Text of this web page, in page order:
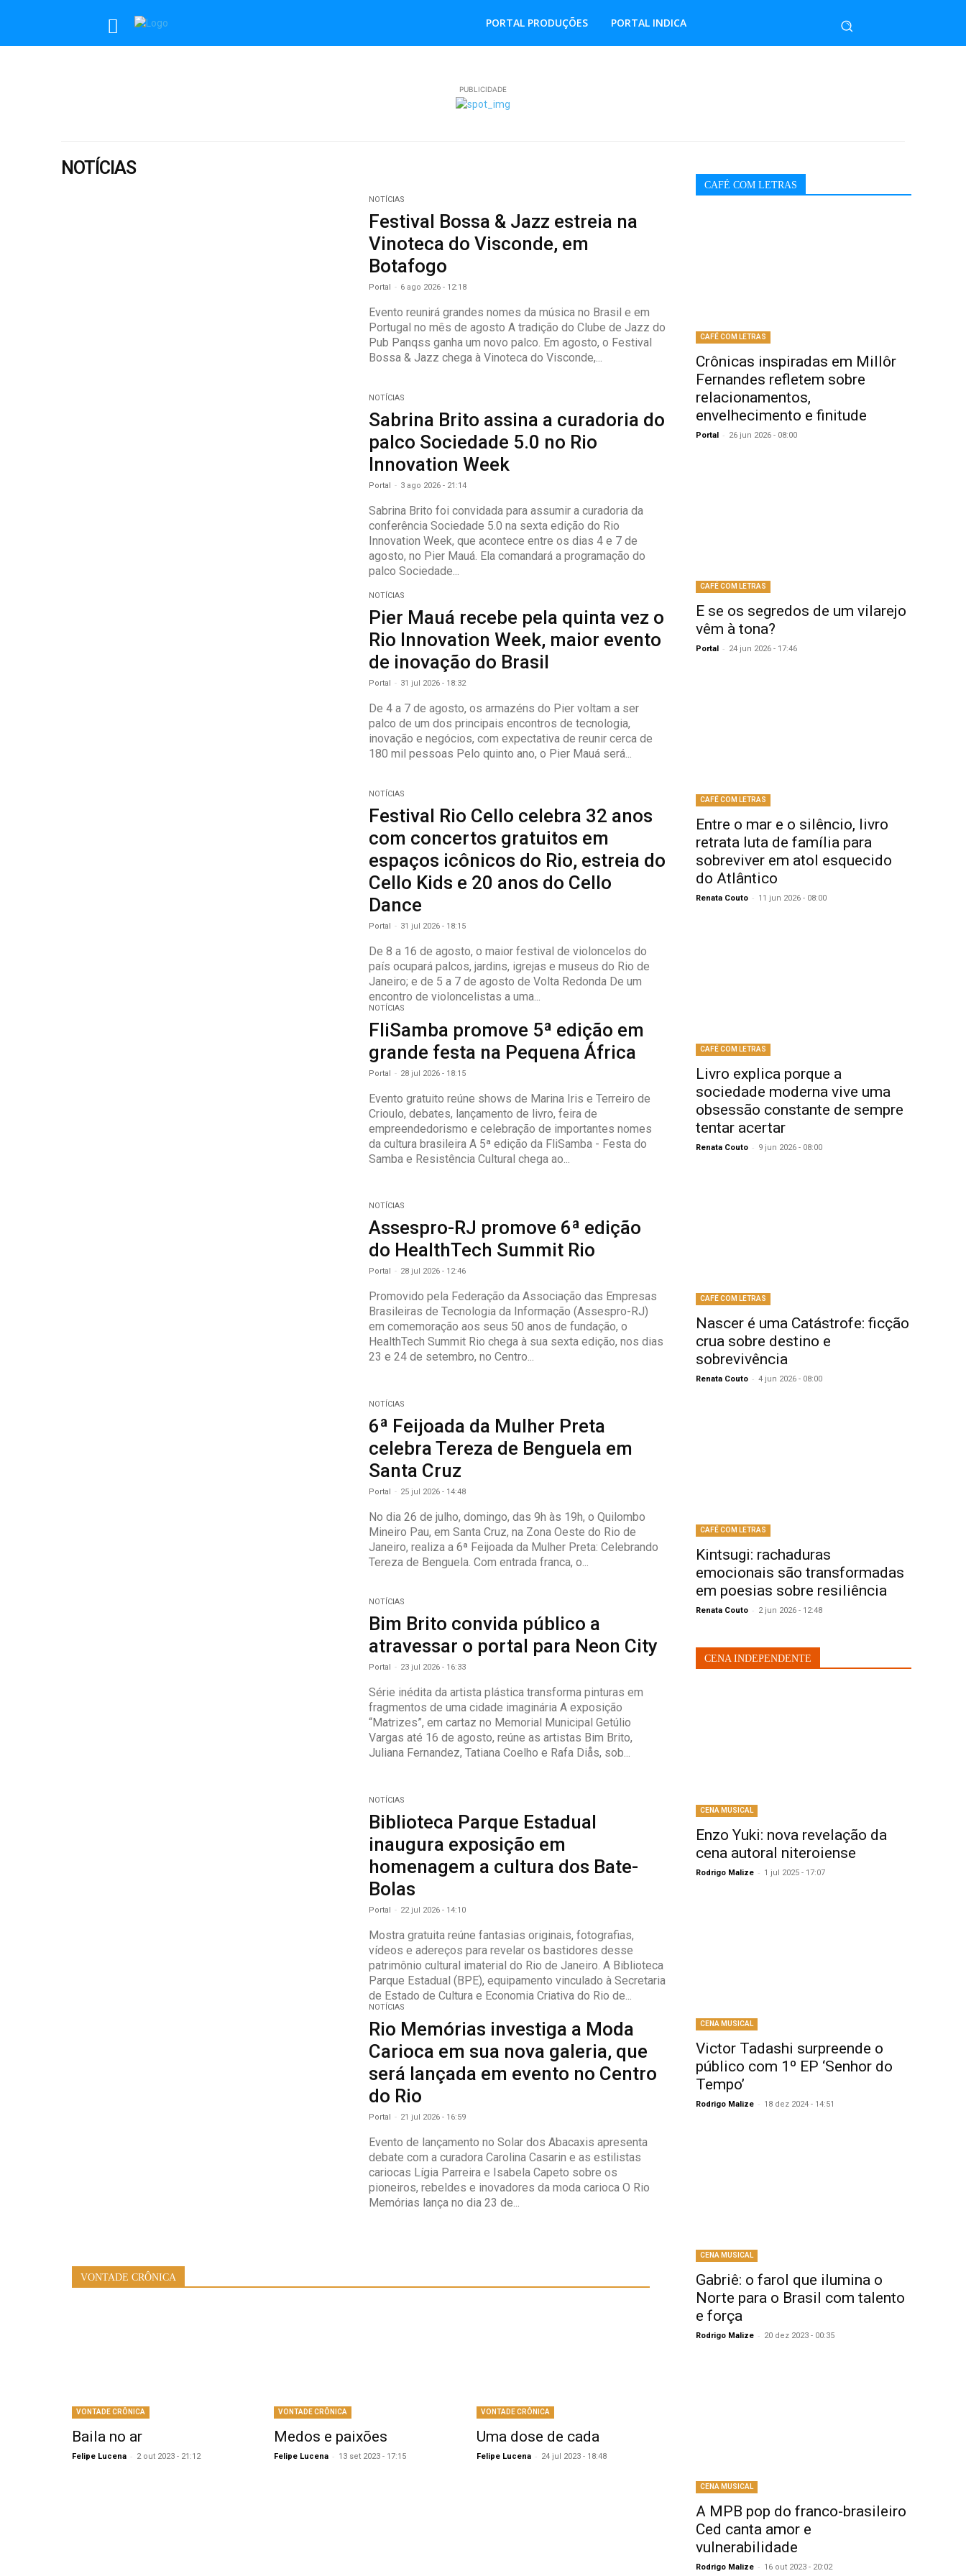
PORTAL PRODUÇÕES PORTAL INDICA
PUBLICIDADE
NOTÍCIAS
NOTÍCIAS
Festival Bossa & Jazz estreia na
Vinoteca do Visconde, em
Botafogo
Portal - 6 ago 2026 - 12:18
Evento reunirá grandes nomes da música no Brasil e em
Portugal no mês de agosto A tradição do Clube de Jazz do
Pub Panqss ganha um novo palco. Em agosto, o Festival
Bossa & Jazz chega à Vinoteca do Visconde,...
NOTÍCIAS
Sabrina Brito assina a curadoria do
palco Sociedade 5.0 no Rio
Innovation Week
Portal - 3 ago 2026 - 21:14
Sabrina Brito foi convidada para assumir a curadoria da
conferência Sociedade 5.0 na sexta edição do Rio
Innovation Week, que acontece entre os dias 4 e 7 de
agosto, no Pier Mauá. Ela comandará a programação do
palco Sociedade...
NOTÍCIAS
Pier Mauá recebe pela quinta vez o
Rio Innovation Week, maior evento
de inovação do Brasil
Portal - 31 jul 2026 - 18:32
De 4 a 7 de agosto, os armazéns do Pier voltam a ser
palco de um dos principais encontros de tecnologia,
inovação e negócios, com expectativa de reunir cerca de
180 mil pessoas Pelo quinto ano, o Pier Mauá será...
NOTÍCIAS
Festival Rio Cello celebra 32 anos
com concertos gratuitos em
espaços icônicos do Rio, estreia do
Cello Kids e 20 anos do Cello
Dance
Portal - 31 jul 2026 - 18:15
De 8 a 16 de agosto, o maior festival de violoncelos do
país ocupará palcos, jardins, igrejas e museus do Rio de
Janeiro; e de 5 a 7 de agosto de Volta Redonda De um
encontro de violoncelistas a uma...
NOTÍCIAS
FliSamba promove 5ª edição em
grande festa na Pequena África
Portal - 28 jul 2026 - 18:15
Evento gratuito reúne shows de Marina Iris e Terreiro de
Crioulo, debates, lançamento de livro, feira de
empreendedorismo e celebração de importantes nomes
da cultura brasileira A 5ª edição da FliSamba - Festa do
Samba e Resistência Cultural chega ao...
NOTÍCIAS
Assespro-RJ promove 6ª edição
do HealthTech Summit Rio
Portal - 28 jul 2026 - 12:46
Promovido pela Federação da Associação das Empresas
Brasileiras de Tecnologia da Informação (Assespro-RJ)
em comemoração aos seus 50 anos de fundação, o
HealthTech Summit Rio chega à sua sexta edição, nos dias
23 e 24 de setembro, no Centro...
NOTÍCIAS
6ª Feijoada da Mulher Preta
celebra Tereza de Benguela em
Santa Cruz
Portal - 25 jul 2026 - 14:48
No dia 26 de julho, domingo, das 9h às 19h, o Quilombo
Mineiro Pau, em Santa Cruz, na Zona Oeste do Rio de
Janeiro, realiza a 6ª Feijoada da Mulher Preta: Celebrando
Tereza de Benguela. Com entrada franca, o...
NOTÍCIAS
Bim Brito convida público a
atravessar o portal para Neon City
Portal - 23 jul 2026 - 16:33
Série inédita da artista plástica transforma pinturas em
fragmentos de uma cidade imaginária A exposição
“Matrizes”, em cartaz no Memorial Municipal Getúlio
Vargas até 16 de agosto, reúne as artistas Bim Brito,
Juliana Fernandez, Tatiana Coelho e Rafa Diås, sob...
NOTÍCIAS
Biblioteca Parque Estadual
inaugura exposição em
homenagem a cultura dos Bate-
Bolas
Portal - 22 jul 2026 - 14:10
Mostra gratuita reúne fantasias originais, fotografias,
vídeos e adereços para revelar os bastidores desse
patrimônio cultural imaterial do Rio de Janeiro. A Biblioteca
Parque Estadual (BPE), equipamento vinculado à Secretaria
de Estado de Cultura e Economia Criativa do Rio de...
NOTÍCIAS
Rio Memórias investiga a Moda
Carioca em sua nova galeria, que
será lançada em evento no Centro
do Rio
Portal - 21 jul 2026 - 16:59
Evento de lançamento no Solar dos Abacaxis apresenta
debate com a curadora Carolina Casarin e as estilistas
cariocas Lígia Parreira e Isabela Capeto sobre os
pioneiros, rebeldes e inovadores da moda carioca O Rio
Memórias lança no dia 23 de...
VONTADE CRÔNICA
VONTADE CRÔNICA
Baila no ar
Felipe Lucena - 2 out 2023 - 21:12
VONTADE CRÔNICA
Medos e paixões
Felipe Lucena - 13 set 2023 - 17:15
VONTADE CRÔNICA
Uma dose de cada
Felipe Lucena - 24 jul 2023 - 18:48
CAFÉ COM LETRAS
CAFÉ COM LETRAS
Crônicas inspiradas em Millôr
Fernandes refletem sobre
relacionamentos,
envelhecimento e finitude
Portal - 26 jun 2026 - 08:00
CAFÉ COM LETRAS
E se os segredos de um vilarejo
vêm à tona?
Portal - 24 jun 2026 - 17:46
CAFÉ COM LETRAS
Entre o mar e o silêncio, livro
retrata luta de família para
sobreviver em atol esquecido
do Atlântico
Renata Couto - 11 jun 2026 - 08:00
CAFÉ COM LETRAS
Livro explica porque a
sociedade moderna vive uma
obsessão constante de sempre
tentar acertar
Renata Couto - 9 jun 2026 - 08:00
CAFÉ COM LETRAS
Nascer é uma Catástrofe: ficção
crua sobre destino e
sobrevivência
Renata Couto - 4 jun 2026 - 08:00
CAFÉ COM LETRAS
Kintsugi: rachaduras
emocionais são transformadas
em poesias sobre resiliência
Renata Couto - 2 jun 2026 - 12:48
CENA INDEPENDENTE
CENA MUSICAL
Enzo Yuki: nova revelação da
cena autoral niteroiense
Rodrigo Malize - 1 jul 2025 - 17:07
CENA MUSICAL
Victor Tadashi surpreende o
público com 1º EP ‘Senhor do
Tempo’
Rodrigo Malize - 18 dez 2024 - 14:51
CENA MUSICAL
Gabriê: o farol que ilumina o
Norte para o Brasil com talento
e força
Rodrigo Malize - 20 dez 2023 - 00:35
CENA MUSICAL
A MPB pop do franco-brasileiro
Ced canta amor e
vulnerabilidade
Rodrigo Malize - 16 out 2023 - 20:02